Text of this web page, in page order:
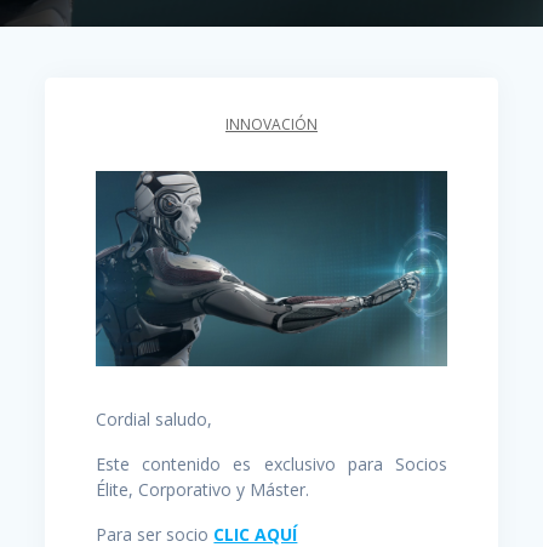
INNOVACIÓN
Cordial saludo,
Este contenido es exclusivo para Socios
Élite, Corporativo y Máster.
Para ser socio CLIC AQUÍ